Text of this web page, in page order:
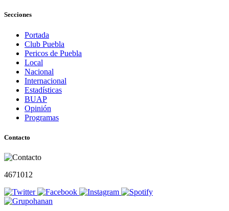
Secciones
Portada
Club Puebla
Pericos de Puebla
Local
Nacional
Internacional
Estadísticas
BUAP
Opinión
Programas
Contacto
4671012